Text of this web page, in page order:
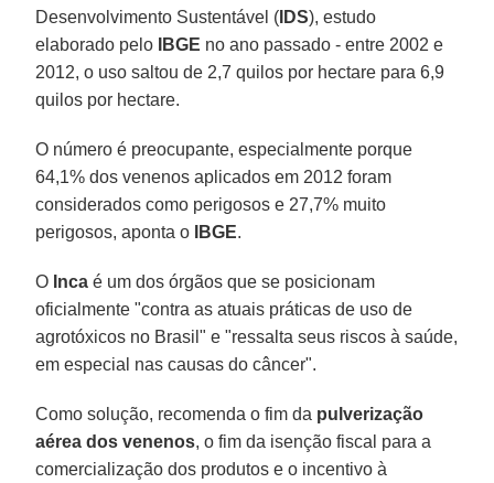
Desenvolvimento Sustentável ( IDS), estudo
elaborado pelo
IBGE no ano passado - entre 2002 e
2012, o uso saltou de 2,7 quilos por hectare para 6,9
quilos por hectare.
O número é preocupante, especialmente porque
64,1% dos venenos aplicados em 2012 foram
considerados como perigosos e 27,7% muito
perigosos, aponta o
IBGE.
O Inca é um dos órgãos que se posicionam
oficialmente "contra as atuais práticas de uso de
agrotóxicos no Brasil" e "ressalta seus riscos à saúde,
em especial nas causas do câncer".
Como solução, recomenda o fim da pulverização
aérea dos venenos, o fim da isenção fiscal para a
comercialização dos produtos e o incentivo à